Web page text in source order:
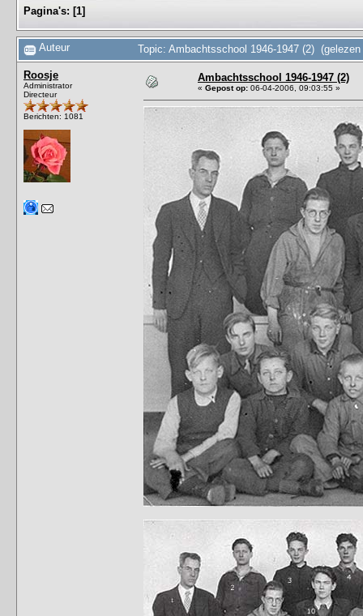
Pagina's: [1]
Auteur Topic: Ambachtsschool 1946-1947 (2) (gelezen
Roosje
Administrator
Directeur
Berichten: 1081
Ambachtsschool 1946-1947 (2)
« Gepost op: 06-04-2006, 09:03:55 »